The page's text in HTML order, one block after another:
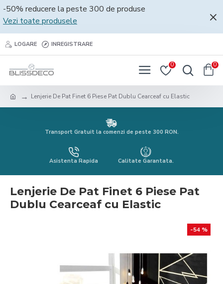
-50% reducere la peste 300 de produse
Vezi toate produsele
LOGARE INREGISTRARE
0 0
Lenjerie De Pat Finet 6 Piese Pat Dublu Cearceaf cu Elastic
Transport Gratuit la comenzi de peste 300 RON.
Asistenta Rapida Calitate Garantata.
Lenjerie De Pat Finet 6 Piese Pat
Dublu Cearceaf cu Elastic
-54 %